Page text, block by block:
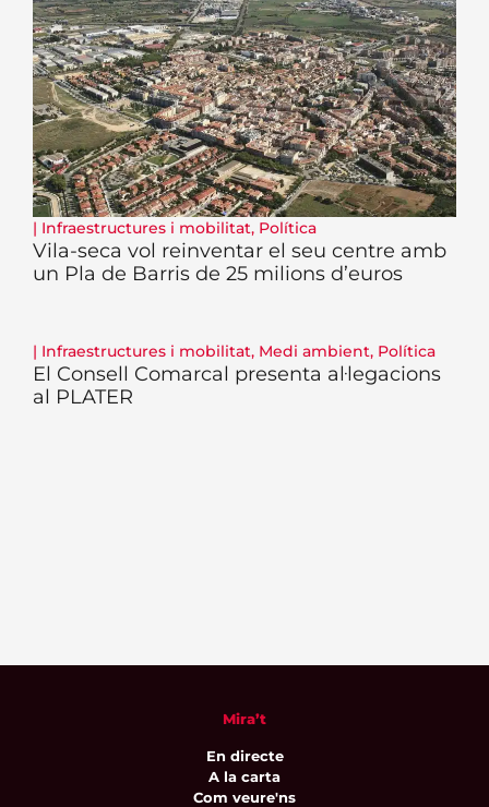
| Infraestructures i mobilitat, Política
Vila-seca vol reinventar el seu centre amb
un Pla de Barris de 25 milions d’euros
| Infraestructures i mobilitat, Medi ambient, Política
El Consell Comarcal presenta al·legacions
al PLATER
Mira’t
En directe
A la carta
Com veure'ns